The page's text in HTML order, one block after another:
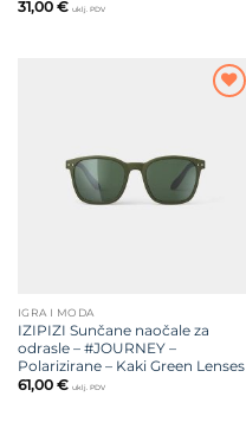
31,00 € uklj. PDV
IGRA I MODA
IZIPIZI Sunčane naočale za
odrasle – #JOURNEY –
Polarizirane – Kaki Green Lenses
61,00 € uklj. PDV